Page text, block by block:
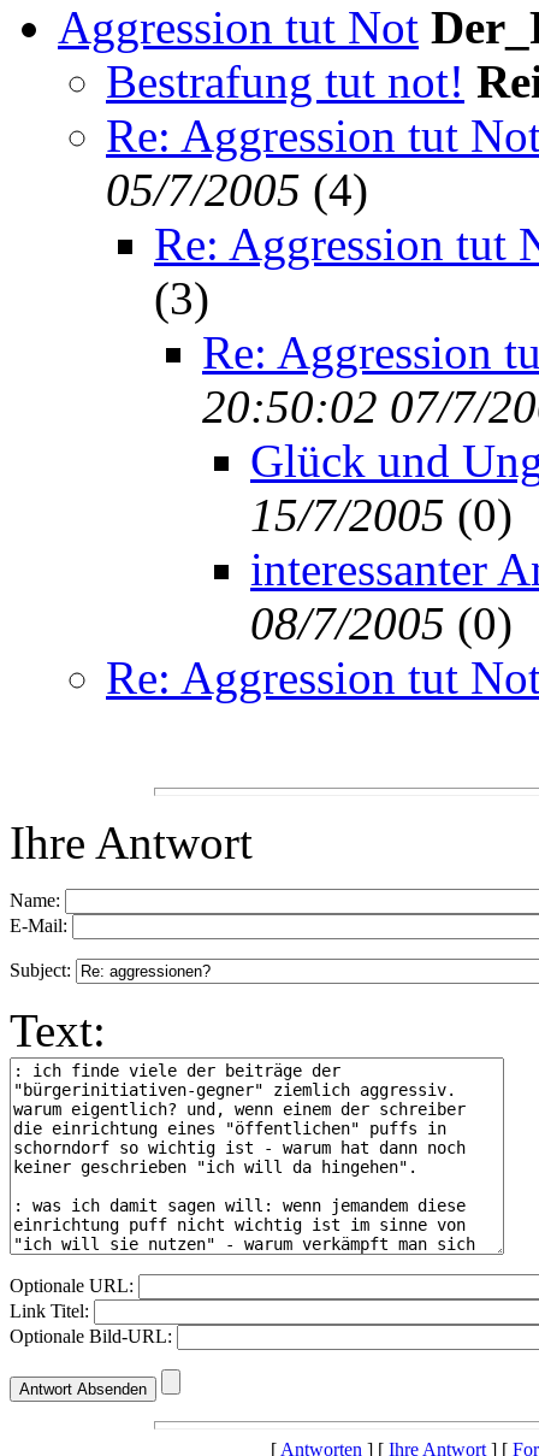
Aggression tut Not
Bestrafung tut not!
Re: Aggression tut
05/7/2005 (4)
Re: Aggression tut
(3)
Re: Aggression
20:50:02 07/7/
Glück und
15/7/2005 (0)
interessanter
08/7/2005 (0)
Re: Aggression tut
Ihre Antwort
Name:
E-Mail:
Subject:
Text:
Optionale URL:
Link Titel:
Optionale Bild-URL:
[Antworten] [ Ihre Antwort] [